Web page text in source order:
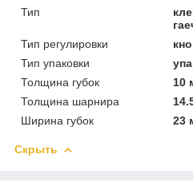
Тип
Тип регулировки
Тип упаковки
Толщина губок
10
Толщина шарнира
Ширина губок
23
Скрыть